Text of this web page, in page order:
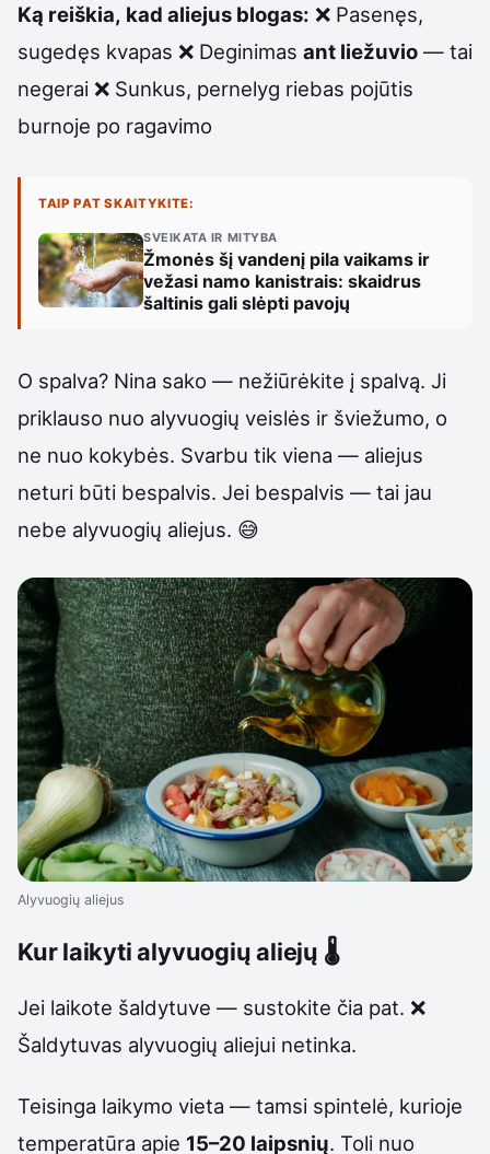
Ką reiškia, kad aliejus blogas: ❌ Pasenęs,
sugedęs kvapas ❌ Deginimas ant liežuvio — tai
negerai ❌ Sunkus, pernelyg riebas pojūtis
burnoje po ragavimo
TAIP PAT SKAITYKITE:
SVEIKATA IR MITYBA
Žmonės šį vandenį pila vaikams ir
vežasi namo kanistrais: skaidrus
šaltinis gali slėpti pavojų
O spalva? Nina sako — nežiūrėkite į spalvą. Ji
priklauso nuo alyvuogių veislės ir šviežumo, o
ne nuo kokybės. Svarbu tik viena — aliejus
neturi būti bespalvis. Jei bespalvis — tai jau
nebe alyvuogių aliejus. 😅
Alyvuogių aliejus
Kur laikyti alyvuogių aliejų 🌡️
Jei laikote šaldytuve — sustokite čia pat. ❌
Šaldytuvas alyvuogių aliejui netinka.
Teisinga laikymo vieta — tamsi spintelė, kurioje
temperatūra apie 15–20 laipsnių. Toli nuo